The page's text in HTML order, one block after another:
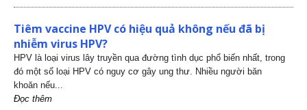
Tiêm vaccine HPV có hiệu quả không nếu đã bị
nhiễm virus HPV?
HPV là loại virus lây truyền qua đường tình dục phổ biến nhất, trong
đó một số loại HPV có nguy cơ gây ung thư. Nhiều người băn
khoăn nếu...
Đọc thêm